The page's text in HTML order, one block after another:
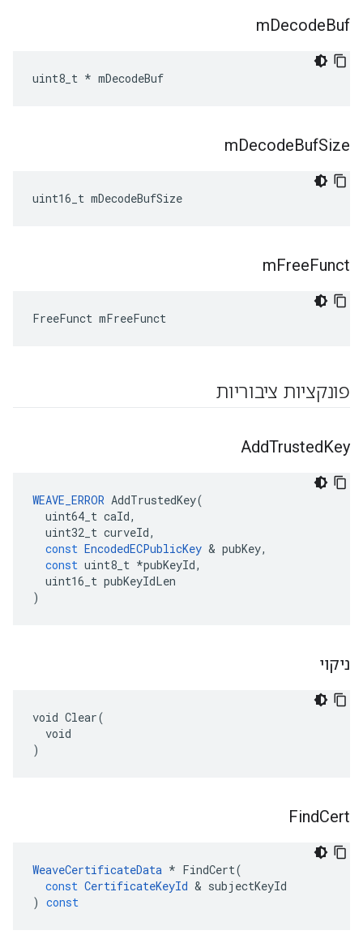
mDecodeBuf
uint8_t * mDecodeBuf
mDecodeBufSize
uint16_t mDecodeBufSize
mFreeFunct
FreeFunct mFreeFunct
פונקציות ציבוריות
AddTrustedKey
WEAVE_ERROR AddTrustedKey(
uint64_t caId,
uint32_t curveId,
const EncodedECPublicKey & pubKey,
const uint8_t *pubKeyId,
uint16_t pubKeyIdLen
)
ניקוי
void Clear(
  void
)
FindCert
WeaveCertificateData * FindCert(
const CertificateKeyId & subjectKeyId
) const